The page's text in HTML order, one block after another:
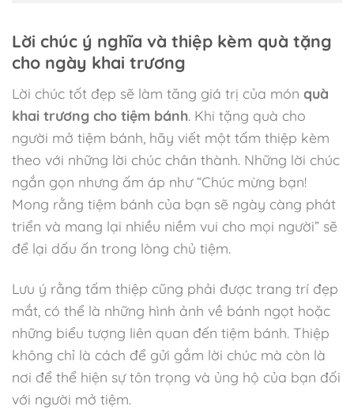
Lời chúc ý nghĩa và thiệp kèm quà tặng
cho ngày khai trương
Lời chúc tốt đẹp sẽ làm tăng giá trị của món quà
khai trương cho tiệm bánh. Khi tặng quà cho
người mở tiệm bánh, hãy viết một tấm thiệp kèm
theo với những lời chúc chân thành. Những lời chúc
ngắn gọn nhưng ấm áp như “Chúc mừng bạn!
Mong rằng tiệm bánh của bạn sẽ ngày càng phát
triển và mang lại nhiều niềm vui cho mọi người” sẽ
để lại dấu ấn trong lòng chủ tiệm.
Lưu ý rằng tấm thiệp cũng phải được trang trí đẹp
mắt, có thể là những hình ảnh về bánh ngọt hoặc
những biểu tượng liên quan đến tiệm bánh. Thiệp
không chỉ là cách để gửi gắm lời chúc mà còn là
nơi để thể hiện sự tôn trọng và ủng hộ của bạn đối
với người mở tiệm.